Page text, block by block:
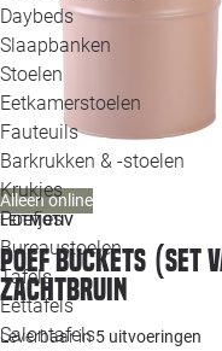
Daybeds
Slaapbanken
Stoelen
Eetkamerstoelen
Fauteuils
Barkrukken & -stoelen
Krukjes
Poefjes
Bureaustoelen
Tafels
Eettafels
Salontafels
Alleen online
LEITMOTIV
Poef Buckets (Set
Zachtbruin
Leverbaar in5 uitvoeringen